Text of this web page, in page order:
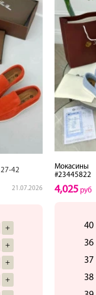
27-42
21.07.2026
+
+
+
+
Мокасины
#23445822
4,025 руб
40
36
37
38